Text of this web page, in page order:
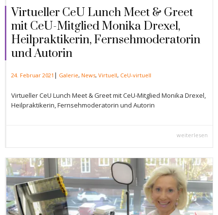
Virtueller CeU Lunch Meet & Greet
mit CeU-Mitglied Monika Drexel,
Heilpraktikerin, Fernsehmoderatorin
und Autorin
24. Februar 2021 | Galerie, News, Virtuell, CeU-virtuell
Virtueller CeU Lunch Meet & Greet mit CeU-Mitglied Monika Drexel,
Heilpraktikerin, Fernsehmoderatorin und Autorin
weiterlesen